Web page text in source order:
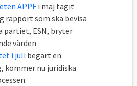
APPF i maj tagit
rapport som ska bevisa
partiet, ESN, bryter
värden
i juli begärt en
kommer nu juridiska